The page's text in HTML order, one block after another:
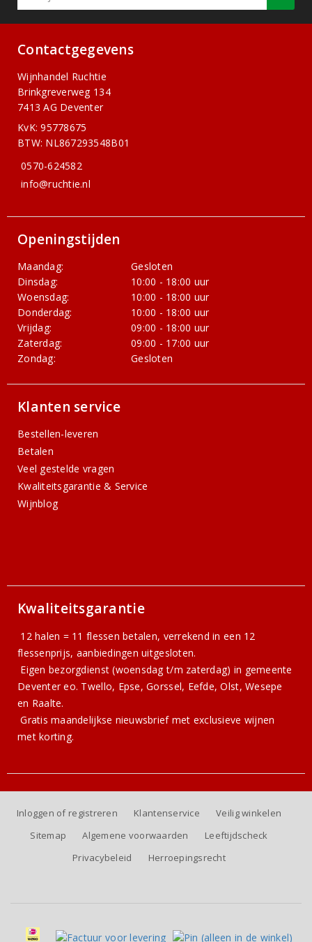
Contactgegevens
Wijnhandel Ruchtie
Brinkgreverweg 134
7413 AG Deventer
KvK: 95778675
BTW: NL867293548B01
0570-624582
info@ruchtie.nl
Openingstijden
Maandag:
Gesloten
Dinsdag:
10:00 - 18:00 uur
Woensdag:
10:00 - 18:00 uur
Donderdag:
10:00 - 18:00 uur
Vrijdag:
09:00 - 18:00 uur
Zaterdag:
09:00 - 17:00 uur
Zondag:
Gesloten
Klanten service
Bestellen-leveren
Betalen
Veel gestelde vragen
Kwaliteitsgarantie & Service
Wijnblog
Kwaliteitsgarantie
12 halen = 11 flessen betalen, verrekend in een 12
flessenprijs, aanbiedingen uitgesloten.
Eigen bezorgdienst (woensdag t/m zaterdag) in gemeente
Deventer eo. Twello, Epse, Gorssel, Eefde, Olst, Wesepe
en Raalte.
Gratismaandelijkse nieuwsbriefmet exclusieve wijnen
met korting.
Inloggen of registreren Klantenservice
Veilig winkelen
Sitemap
Algemene voorwaarden
Leeftijdscheck
Privacybeleid
Herroepingsrecht